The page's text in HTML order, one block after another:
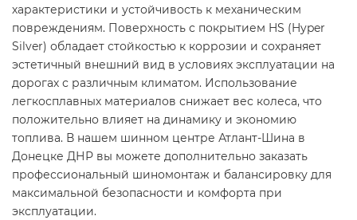
характеристики и устойчивость к механическим
повреждениям. Поверхность с покрытием HS (Hyper
Silver) обладает стойкостью к коррозии и сохраняет
эстетичный внешний вид в условиях эксплуатации на
дорогах с различным климатом. Использование
легкосплавных материалов снижает вес колеса, что
положительно влияет на динамику и экономию
топлива. В нашем шинном центре Атлант-Шина в
Донецке ДНР вы можете дополнительно заказать
профессиональный шиномонтаж и балансировку для
максимальной безопасности и комфорта при
эксплуатации.